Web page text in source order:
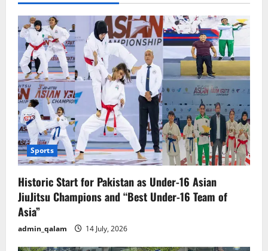
Sports
Historic Start for Pakistan as Under-16 Asian
JiuJitsu Champions and “Best Under-16 Team of
Asia”
admin_qalam 14 July, 2026